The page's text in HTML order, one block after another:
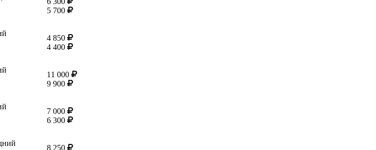
5 700
4 850
4 400
11 000
9 900
7 000
6 300
8 250